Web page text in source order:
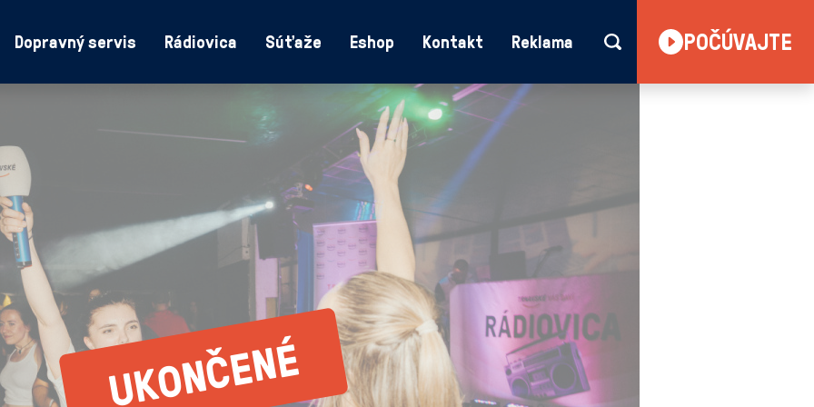
Dopravný servis Rádiovica Súťaže Eshop Kontakt Reklama POČÚVAJTE